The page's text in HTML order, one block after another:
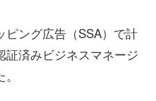
ピング広告（SSA）で計
済みビジネスマネージ